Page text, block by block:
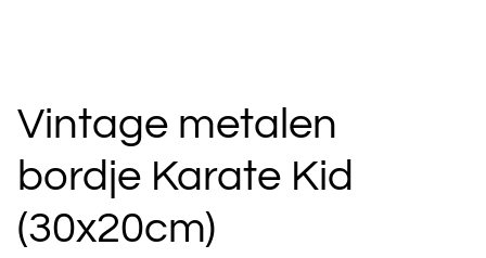
Vintage metalen
bordje Karate Kid
(30x20cm)